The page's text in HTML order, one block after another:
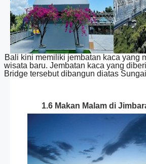
Bali kini memiliki jembatan kaca yang
wisata baru. Jembatan kaca yang
Bridge tersebut dibangun diatas
1.6 Makan Malam di